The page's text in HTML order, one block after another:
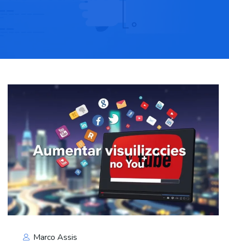
Marco Assis